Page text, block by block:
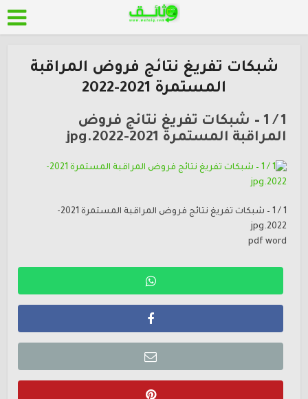
شبكات تفريغ نتائج فروض المراقبة
المستمرة 2021-2022
1 / 1 – شبكات تفريغ نتائج فروض
المراقبة المستمرة 2021-2022.jpg
1 / 1 – شبكات تفريغ نتائج فروض المراقبة المستمرة 2021-
2022.jpg
pdf word